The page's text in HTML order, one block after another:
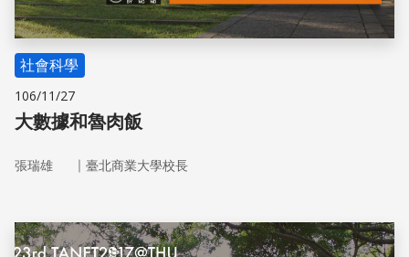
社會科學
106/11/27
大數據和魯肉飯
張瑞雄 ｜ 臺北商業大學校長
儲存